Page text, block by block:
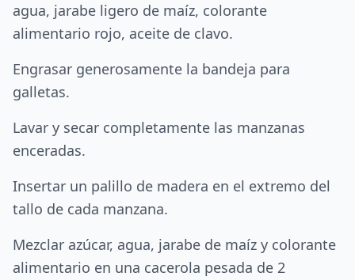
agua, jarabe ligero de maíz, colorante
alimentario rojo, aceite de clavo.
Engrasar generosamente la bandeja para
galletas.
Lavar y secar completamente las manzanas
enceradas.
Insertar un palillo de madera en el extremo del
tallo de cada manzana.
Mezclar azúcar, agua, jarabe de maíz y colorante
alimentario en una cacerola pesada de 2